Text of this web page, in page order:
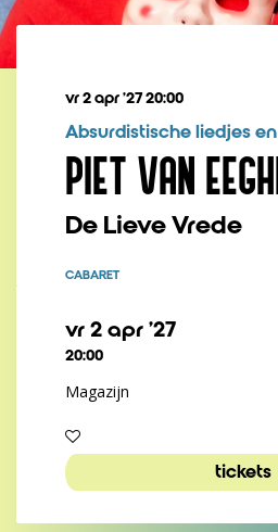
PIET VAN
De Lieve Vrede
Absurdistische liedjes
vr 2 apr ’2720:00
CABARET
vr 2 apr ’27
20:00
Magazijn
tickets